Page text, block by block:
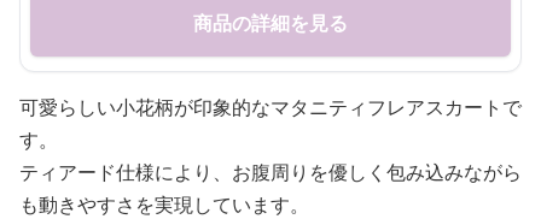
商品の詳細を見る
可愛らしい小花柄が印象的なマタニティフレアスカートで
す。
ティアード仕様により、お腹周りを優しく包み込みながら
も動きやすさを実現しています。